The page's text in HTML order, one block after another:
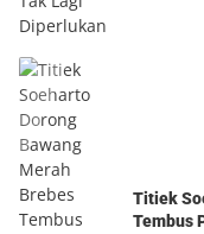
Titiek
Tembus